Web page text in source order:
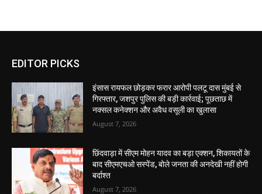
EDITOR PICKS
इंसास रायफल छोड़कर फरार आरोपी पलटू दास मुंबई से
गिरफ्तार, जशपुर पुलिस की बड़ी कार्रवाई; पूछताछ में
नक्सल कनेक्शन और अवैध वसूली का खुलासा
August 7, 2026
छिंदवाड़ा में सीएम मोहन यादव का बड़ा एक्शन, शिकायतों के
बाद सीएमएचओ सस्पेंड, बोले जनता की अनदेखी नहीं होगी
बर्दाश्त
August 7, 2026